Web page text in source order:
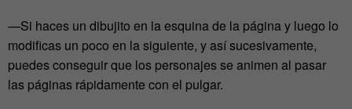
—Si haces un dibujito en la esquina de la página y luego lo
modificas un poco en la siguiente, y así sucesivamente,
puedes conseguir que los personajes se animen al pasar
las páginas rápidamente con el pulgar.